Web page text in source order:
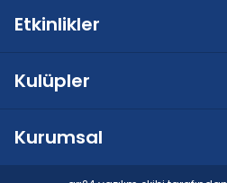
Etkinlikler
Kulüpler
Kurumsal